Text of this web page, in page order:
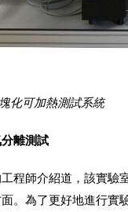
化可加熱測試系統
離測試
程師介紹道，該實
。為了更好地進行